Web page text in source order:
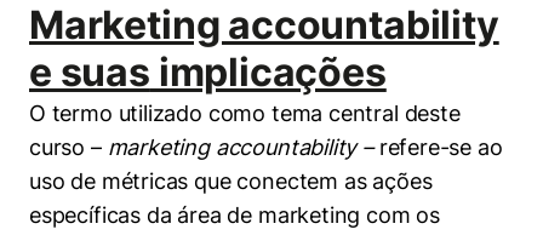
Marketing accountability
e suas implicações
O termo utilizado como tema central deste
curso – marketing accountability –refere-se ao
uso de métricas que conectem as ações
específicas da área de marketing com os